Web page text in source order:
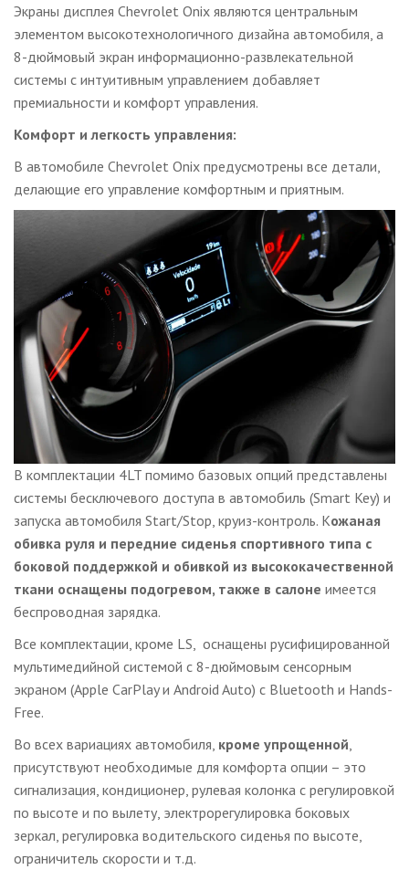
Экраны дисплея Chevrolet Onix являются центральным
элементом высокотехнологичного дизайна автомобиля, а
8-дюймовый экран информационно-развлекательной
системы с интуитивным управлением добавляет
премиальности и комфорт управления.
Комфорт и легкость управления:
В автомобиле Chevrolet Onix предусмотрены все детали,
делающие его управление комфортным и приятным.
В комплектации 4LT помимо базовых опций представлены
системы бесключевого доступа в автомобиль (Smart Key) и
запуска автомобиля Start/Stop, круиз-контроль. Кожаная
обивка руля и передние сиденья спортивного типа с
боковой поддержкой и обивкой из высококачественной
ткани оснащены подогревом, также в салоне имеется
беспроводная зарядка.
Все комплектации, кроме LS, оснащены русифицированной
мультимедийной системой с 8-дюймовым сенсорным
экраном (Apple CarPlay и Android Auto) с Bluetooth и Hands-
Free.
Во всех вариациях автомобиля, кроме упрощенной,
присутствуют необходимые для комфорта опции – это
сигнализация, кондиционер, рулевая колонка с регулировкой
по высоте и по вылету, электрорегулировка боковых
зеркал, регулировка водительского сиденья по высоте,
ограничитель скорости и т.д.